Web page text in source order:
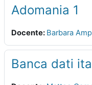
Adomania 1
Docente: Barbara
Banca dati